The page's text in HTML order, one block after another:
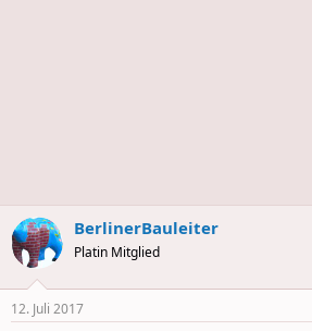
BerlinerBauleiter
Platin Mitglied
12. Juli 2017